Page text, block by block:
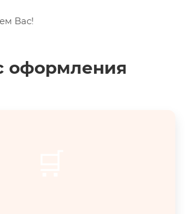
Вас!
оформления